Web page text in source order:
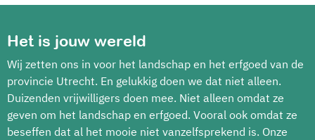
Het is jouw wereld
Wij zetten ons in voor het landschap en het erfgoed van de
provincie Utrecht. En gelukkig doen we dat niet alleen.
Duizenden vrijwilligers doen mee. Niet alleen omdat ze
geven om het landschap en erfgoed. Vooral ook omdat ze
beseffen dat al het mooie niet vanzelfsprekend is. Onze